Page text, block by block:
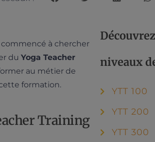
à chercher
du Yoga Teacher
au métier de
formation.
Training
niveaux
YTT 100
YTT 200
YTT 300